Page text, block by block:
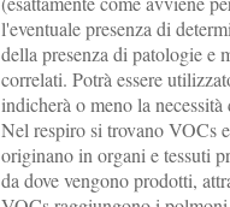
l'eventuale presenza di
della presenza di patologie e
correlati. Potrà essere
indicherà o meno la
Nel respiro si trovano VOCs
originano in organi e tessuti
da dove vengono prodotti,